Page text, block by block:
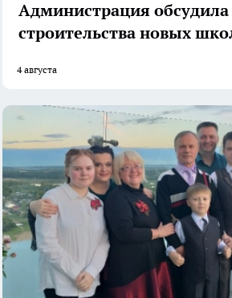
Администрация
строительства новых
4 августа